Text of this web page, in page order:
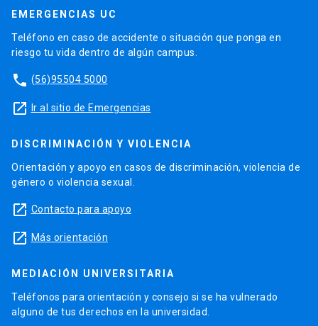
EMERGENCIAS UC
Teléfono en caso de accidente o situación que ponga en
riesgo tu vida dentro de algún campus.
phone (56)95504 5000
launch Ir al sitio de Emergencias
DISCRIMINACIÓN Y VIOLENCIA
Orientación y apoyo en casos de discriminación, violencia de
género o violencia sexual.
launch Contacto para apoyo
launch Más orientación
MEDIACIÓN UNIVERSITARIA
Teléfonos para orientación y consejo si se ha vulnerado
alguno de tus derechos en la universidad.